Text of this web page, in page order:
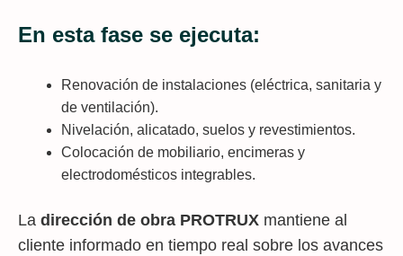
En esta fase se ejecuta:
Renovación de instalaciones (eléctrica, sanitaria y
de ventilación).
Nivelación, alicatado, suelos y revestimientos.
Colocación de mobiliario, encimeras y
electrodomésticos integrables.
La dirección de obra PROTRUX mantiene al
cliente informado en tiempo real sobre los avances